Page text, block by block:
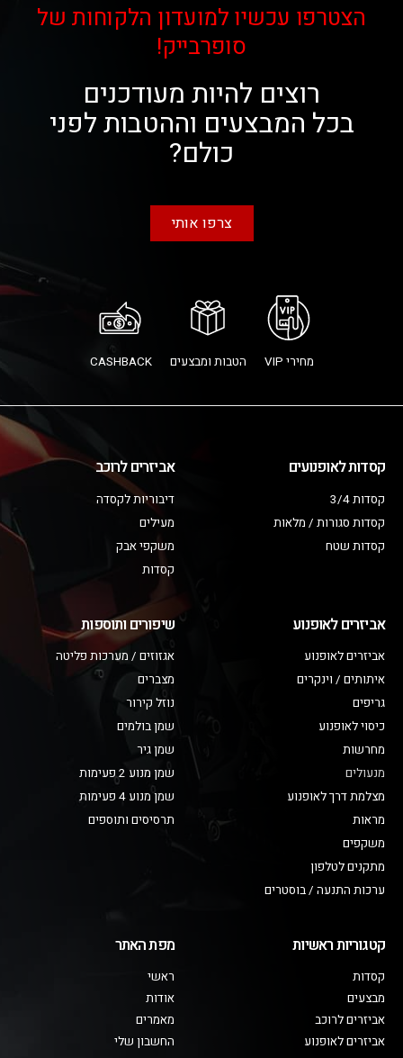
הצטרפו עכשיו למועדון הלקוחות של
סופרבייק!
רוצים להיות מעודכנים
בכל המבצעים וההטבות לפני
כולם?
צרפו אותי
מחירי VIP הטבות ומבצעים CASHBACK
קסדות לאופנועים
קסדות 3/4
קסדות סגורות / מלאות
קסדות שטח
אביזרים לרוכב
דיבוריות לקסדה
מעילים
משקפי אבק
קסדות
אביזרים לאופנוע
אביזרים לאופנוע
איתותים / וינקרים
גריפים
כיסוי לאופנוע
מחרשות
מנעולים
מצלמת דרך לאופנוע
מראות
משקפים
מתקנים לטלפון
ערכות התנעה / בוסטרים
שיפורים ותוספות
אגזוזים / מערכות פליטה
מצברים
נוזל קירור
שמן בולמים
שמן גיר
שמן מנוע 2 פעימות
שמן מנוע 4 פעימות
תרסיסים ותוספים
קטגוריות ראשיות
קסדות
מבצעים
אביזרים לרוכב
אביזרים לאופנוע
מפת האתר
ראשי
אודות
מאמרים
החשבון שלי